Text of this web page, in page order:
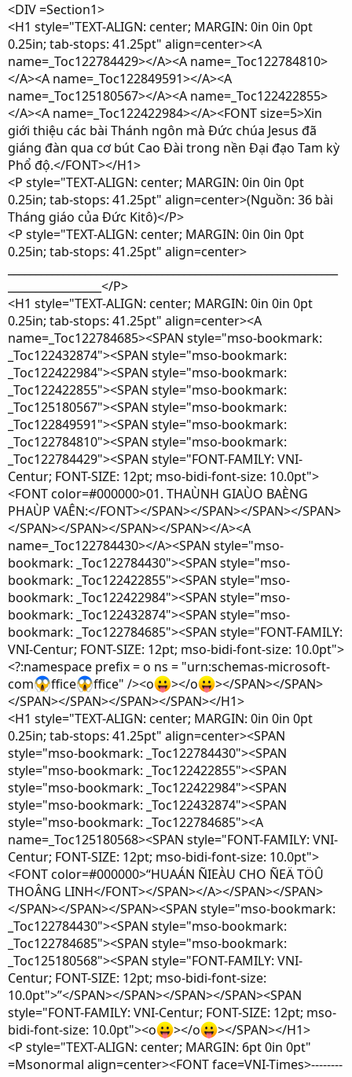
<DIV =Section1>
<H1 style="TEXT-ALIGN: center; MARGIN: 0in 0in 0pt
0.25in; tab-stops: 41.25pt" align=center><A
name=_Toc122784429></A><A name=_Toc122784810>
</A><A name=_Toc122849591></A><A
name=_Toc125180567></A><A name=_Toc122422855>
</A><A name=_Toc122422984></A><FONT size=5>Xin
giới thiệu các bài Thánh ngôn mà Đức chúa Jesus đã
giáng đàn qua cơ bút Cao Đài trong nền Đại đạo Tam kỳ
Phổ độ.</FONT></H1>
<P style="TEXT-ALIGN: center; MARGIN: 0in 0in 0pt
0.25in; tab-stops: 41.25pt" align=center>(Nguồn: 36 bài
Tháng giáo của Đức Kitô)</P>
<P style="TEXT-ALIGN: center; MARGIN: 0in 0in 0pt
0.25in; tab-stops: 41.25pt" align=center>
_________________</P>
<H1 style="TEXT-ALIGN: center; MARGIN: 0in 0in 0pt
0.25in; tab-stops: 41.25pt" align=center><A
name=_Toc122784685><SPAN style="mso-bookmark:
_Toc122432874"><SPAN style="mso-bookmark:
_Toc122422984"><SPAN style="mso-bookmark:
_Toc122422855"><SPAN style="mso-bookmark:
_Toc125180567"><SPAN style="mso-bookmark:
_Toc122849591"><SPAN style="mso-bookmark:
_Toc122784810"><SPAN style="mso-bookmark:
_Toc122784429"><SPAN style="FONT-FAMILY: VNI-
Centur; FONT-SIZE: 12pt; mso-bidi-font-size: 10.0pt">
<FONT color=#000000>01. THAÙNH GIAÙO BAÈNG
PHAÙP VAÊN:</FONT></SPAN></SPAN></SPAN></SPAN>
</SPAN></SPAN></SPAN></SPAN></A><A
name=_Toc122784430></A><SPAN style="mso-
bookmark: _Toc122784430"><SPAN style="mso-
bookmark: _Toc122422855"><SPAN style="mso-
bookmark: _Toc122422984"><SPAN style="mso-
bookmark: _Toc122432874"><SPAN style="mso-
bookmark: _Toc122784685"><SPAN style="FONT-FAMILY:
VNI-Centur; FONT-SIZE: 12pt; mso-bidi-font-size: 10.0pt">
<?:namespace prefix = o ns = "urn:schemas-microsoft-
com
ffice ffice" /><o ></o
></SPAN></SPAN>
</SPAN></SPAN></SPAN></SPAN></H1>
<H1 style="TEXT-ALIGN: center; MARGIN: 0in 0in 0pt
0.25in; tab-stops: 41.25pt" align=center><SPAN
style="mso-bookmark: _Toc122784430"><SPAN
style="mso-bookmark: _Toc122422855"><SPAN
style="mso-bookmark: _Toc122422984"><SPAN
style="mso-bookmark: _Toc122432874"><SPAN
style="mso-bookmark: _Toc122784685"><A
name=_Toc125180568><SPAN style="FONT-FAMILY: VNI-
Centur; FONT-SIZE: 12pt; mso-bidi-font-size: 10.0pt">
<FONT color=#000000>“HUAÁN ÑIEÀU CHO ÑEÄ TÖÛ
THOÂNG LINH</FONT></SPAN></A></SPAN></SPAN>
</SPAN></SPAN></SPAN><SPAN style="mso-bookmark:
_Toc122784430"><SPAN style="mso-bookmark:
_Toc122784685"><SPAN style="mso-bookmark:
_Toc125180568"><SPAN style="FONT-FAMILY: VNI-
Centur; FONT-SIZE: 12pt; mso-bidi-font-size:
10.0pt">”</SPAN></SPAN></SPAN></SPAN><SPAN
style="FONT-FAMILY: VNI-Centur; FONT-SIZE: 12pt; mso-
bidi-font-size: 10.0pt"><o
></o
></SPAN></H1>
<P style="TEXT-ALIGN: center; MARGIN: 6pt 0in 0pt"
=Msonormal align=center><FONT face=VNI-Times>--------